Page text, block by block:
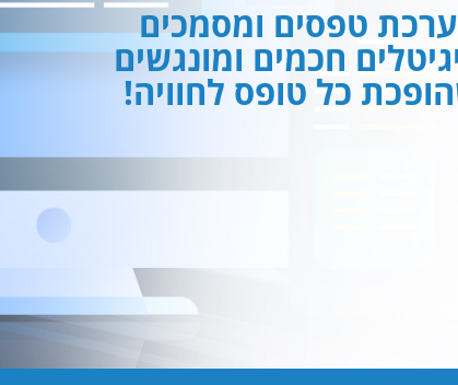
טפסים ומסמכים
חכמים ומונגשים
כל טופס לחוויה!